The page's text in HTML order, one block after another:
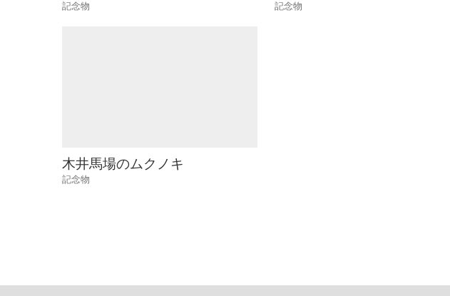
記念物 記念物
木井馬場のムクノキ
記念物